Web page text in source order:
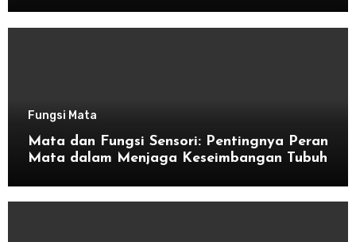
Fungsi Mata
Mata dan Fungsi Sensori: Pentingnya Peran
Mata dalam Menjaga Keseimbangan Tubuh